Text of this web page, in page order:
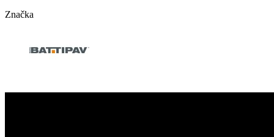
Značka